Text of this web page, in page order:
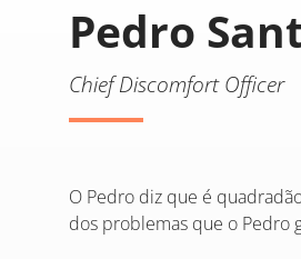
Pedro
Chief Discomfort Officer
O Pedro diz que é
dos problemas que o Pedro